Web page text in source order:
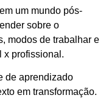
em um mundo pós-
sobre o
modos de trabalhar e
x profissional.
de aprendizado
em transformação.